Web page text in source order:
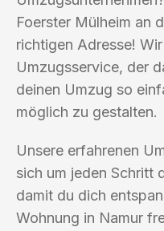
Foerster Mülheim an
richtigen Adresse!
Umzugsservice, der
deinen Umzug so
möglich zu gestalten.
Unsere erfahrenen
sich um jeden Schritt
damit du dich
Wohnung in Namur